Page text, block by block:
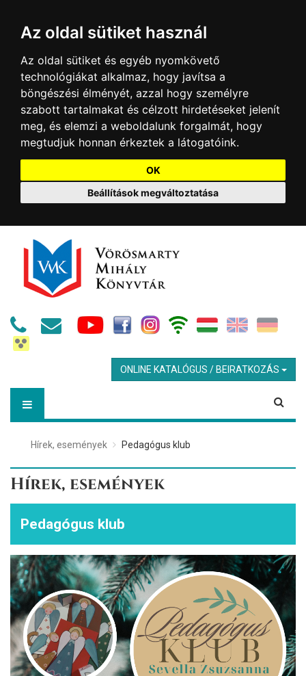
Az oldal sütiket használ
Az oldal sütiket és egyéb nyomkövető
technológiákat alkalmaz, hogy javítsa a
böngészési élményét, azzal hogy személyre
szabott tartalmakat és célzott hirdetéseket jelenít
meg, és elemzi a weboldalunk forgalmát, hogy
megtudjuk honnan érkeztek a látogatóink.
OK
Beállítások megváltoztatása
ONLINE KATALÓGUS / BEIRATKOZÁS
Hírek, események Pedagógus klub
Hírek, események
Pedagógus klub